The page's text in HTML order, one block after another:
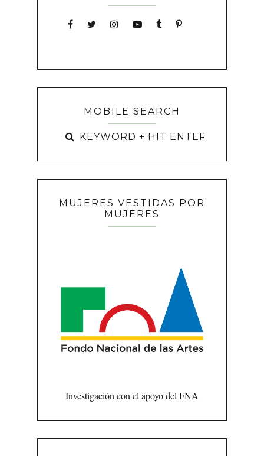
MOBILE SEARCH
MUJERES VESTIDAS POR
MUJERES
Investigación con el apoyo del FNA